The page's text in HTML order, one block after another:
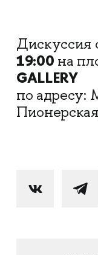
Дискуссия
19:00 на
GALLERY
по адресу: